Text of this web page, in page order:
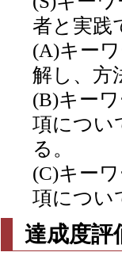
者と実践
(A)キー
解し、方
(B)キー
項につい
る。
(C)キー
項につい
達成度評